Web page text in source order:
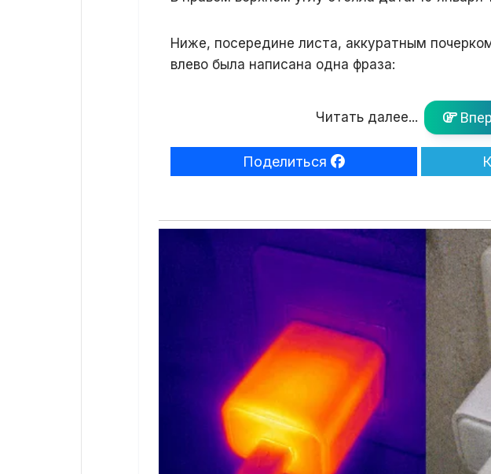
Ниже, посередине листа, аккуратным
влево была написана одна фраза:
Читать далее...
Поделиться